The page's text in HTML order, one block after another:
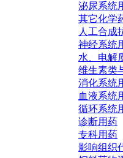
泌尿系统
其它化学
人工合成
神经系统
水、电解
维生素类
消化系统
血液系统
循环系统
诊断用药
专科用药
影响组织